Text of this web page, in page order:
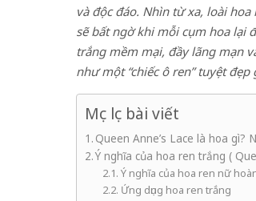
và độc đáo. Nhìn từ xa, loài
sẽ bất ngờ khi mỗi cụm hoa lại
trắng mềm mại, đầy lãng mạn
như một “chiếc ô ren” tuyệt
Mục lục bài viết
Queen Anne’s Lace là hoa gì?
Ý nghĩa của hoa ren trắng (
Ý nghĩa của hoa ren nữ
Ứng dụng hoa ren trắng